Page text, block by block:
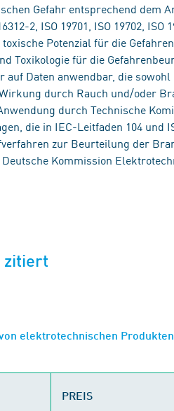
Gefahr entsprechend dem
2, ISO 19701, ISO 19702, ISO
Potenzial für die
Toxikologie für die
Daten anwendbar, die sowohl
durch Rauch und/oder
durch Technische
die in IEC-Leitfaden 104 und
zur Beurteilung der
Kommission
zitiert
elektrotechnischen
PREIS